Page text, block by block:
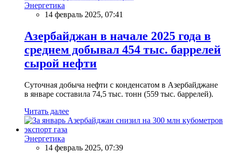
Энергетика
14 февраль 2025, 07:41
Азербайджан в начале 2025 года в
среднем добывал 454 тыс. баррелей
сырой нефти
Суточная добыча нефти с конденсатом в Азербайджане
в январе составила 74,5 тыс. тонн (559 тыс. баррелей).
Читать далее
Энергетика
14 февраль 2025, 07:39